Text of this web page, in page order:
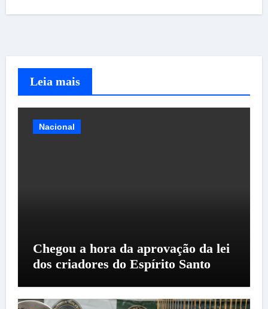
Leia mais
Nacional
Chegou a hora da aprovação da lei
dos criadores do Espírito Santo